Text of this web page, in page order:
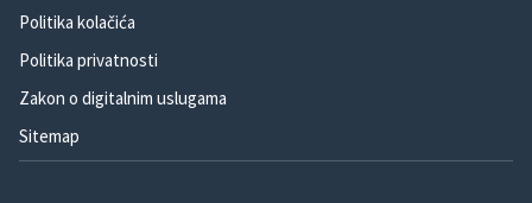
Politika kolačića
Politika privatnosti
Zakon o digitalnim uslugama
Sitemap